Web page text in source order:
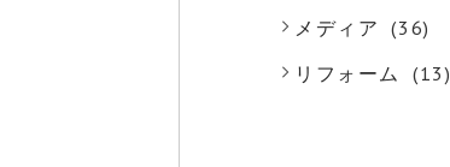
メディア
(36)
リフォーム
(13)